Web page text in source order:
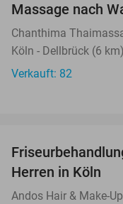
Massage nach
Chanthima
Köln - Dellbrück (6 km)
Verkauft: 82
Herren in Köln
Andos Hair & Make-